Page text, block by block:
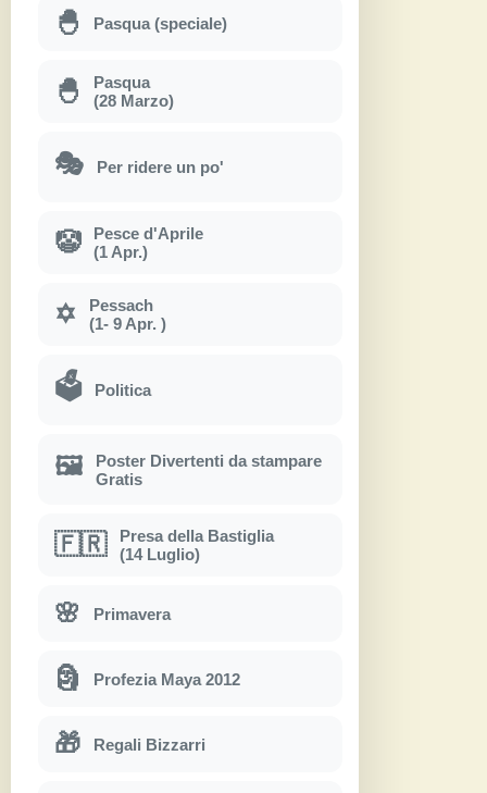
🐣 Pasqua (speciale)
🐣
Pasqua
(28 Marzo)
🎭 Per ridere un po'
🤡
Pesce d'Aprile
(1 Apr.)
✡
Pessach
(1- 9 Apr. )
🗳 Politica
🖼
Poster Divertenti da stampare
Gratis
🇫🇷
Presa della Bastiglia
(14 Luglio)
🌸 Primavera
🗿 Profezia Maya 2012
🎁 Regali Bizzarri